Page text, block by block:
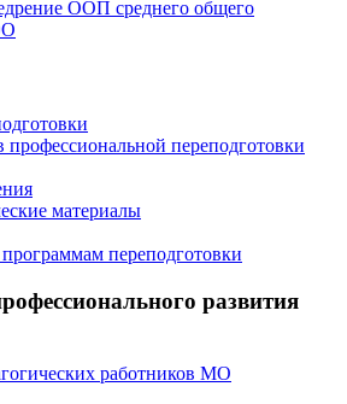
ООП среднего общего
профессиональной переподготовки
материалы
переподготовки
развития
работников МО